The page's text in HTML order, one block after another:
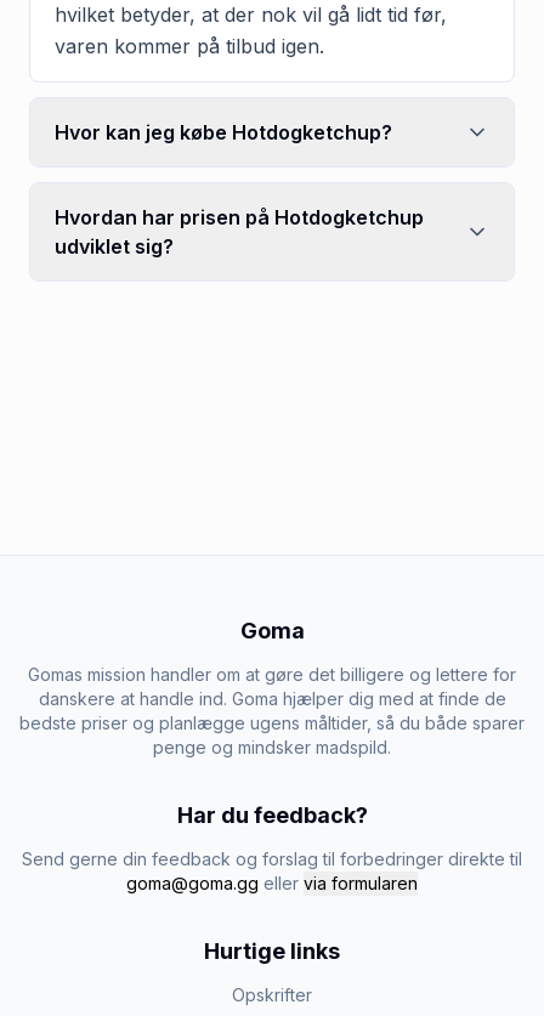
hvilket betyder, at der nok vil gå lidt tid før,
varen kommer på tilbud igen.
Hvor kan jeg købe Hotdogketchup?
Hvordan har prisen på Hotdogketchup
udviklet sig?
Goma
Gomas mission handler om at gøre det billigere og lettere for
danskere at handle ind. Goma hjælper dig med at finde de
bedste priser og planlægge ugens måltider, så du både sparer
penge og mindsker madspild.
Har du feedback?
Send gerne din feedback og forslag til forbedringer direkte til
goma@goma.gg eller via formularen
Hurtige links
Opskrifter